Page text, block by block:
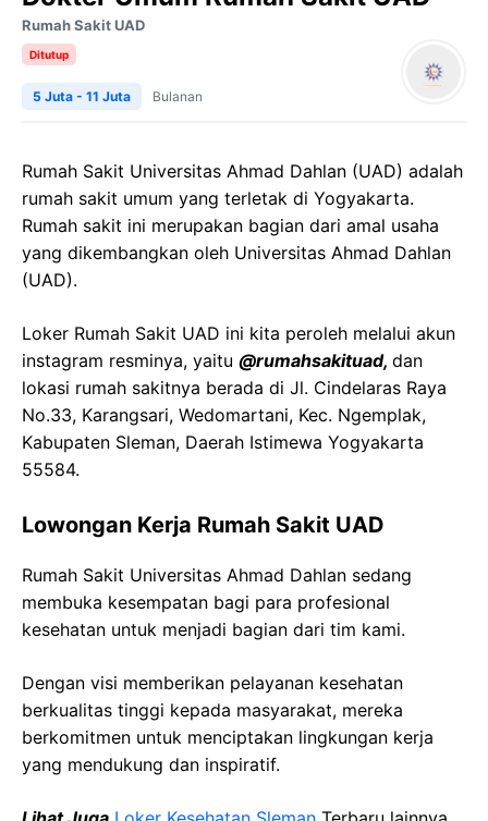
Rumah Sakit UAD
Ditutup
5 Juta - 11 Juta Bulanan
Rumah Sakit Universitas Ahmad Dahlan (UAD) adalah
rumah sakit umum yang terletak di Yogyakarta.
Rumah sakit ini merupakan bagian dari amal usaha
yang dikembangkan oleh Universitas Ahmad Dahlan
(UAD).
Loker Rumah Sakit UAD ini kita peroleh melalui akun
instagram resminya, yaitu @rumahsakituad, dan
lokasi rumah sakitnya berada di Jl. Cindelaras Raya
No.33, Karangsari, Wedomartani, Kec. Ngemplak,
Kabupaten Sleman, Daerah Istimewa Yogyakarta
55584.
Lowongan Kerja Rumah Sakit UAD
Rumah Sakit Universitas Ahmad Dahlan sedang
membuka kesempatan bagi para profesional
kesehatan untuk menjadi bagian dari tim kami.
Dengan visi memberikan pelayanan kesehatan
berkualitas tinggi kepada masyarakat, mereka
berkomitmen untuk menciptakan lingkungan kerja
yang mendukung dan inspiratif.